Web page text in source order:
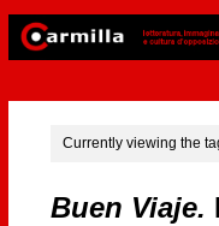
Currently viewing the
Buen Viaje.